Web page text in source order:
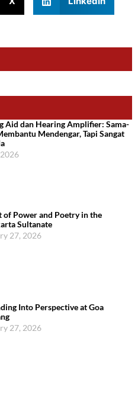
Aid dan Hearing Amplifier: Sama-
Mendengar, Tapi Sangat
of Power and Poetry in the
Sultanate
27, 2026
Into Perspective at Goa
27, 2026